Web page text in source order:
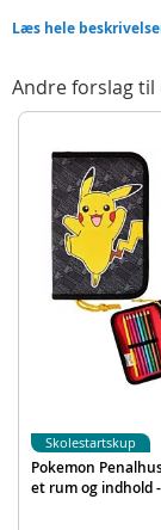
Batteribehov: 2 x
Produktdetaljer
Mærke
Læs hele
Andre forslag til
Pokemon
et rum og indhold
Skolestartskup